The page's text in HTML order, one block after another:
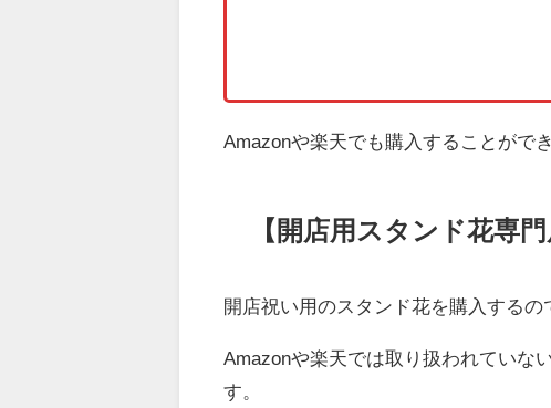
Amazonや楽天でも購入することがで
【開店用スタンド花専
開店祝い用のスタンド花を購入する
Amazonや楽天では取り扱われていな
す。